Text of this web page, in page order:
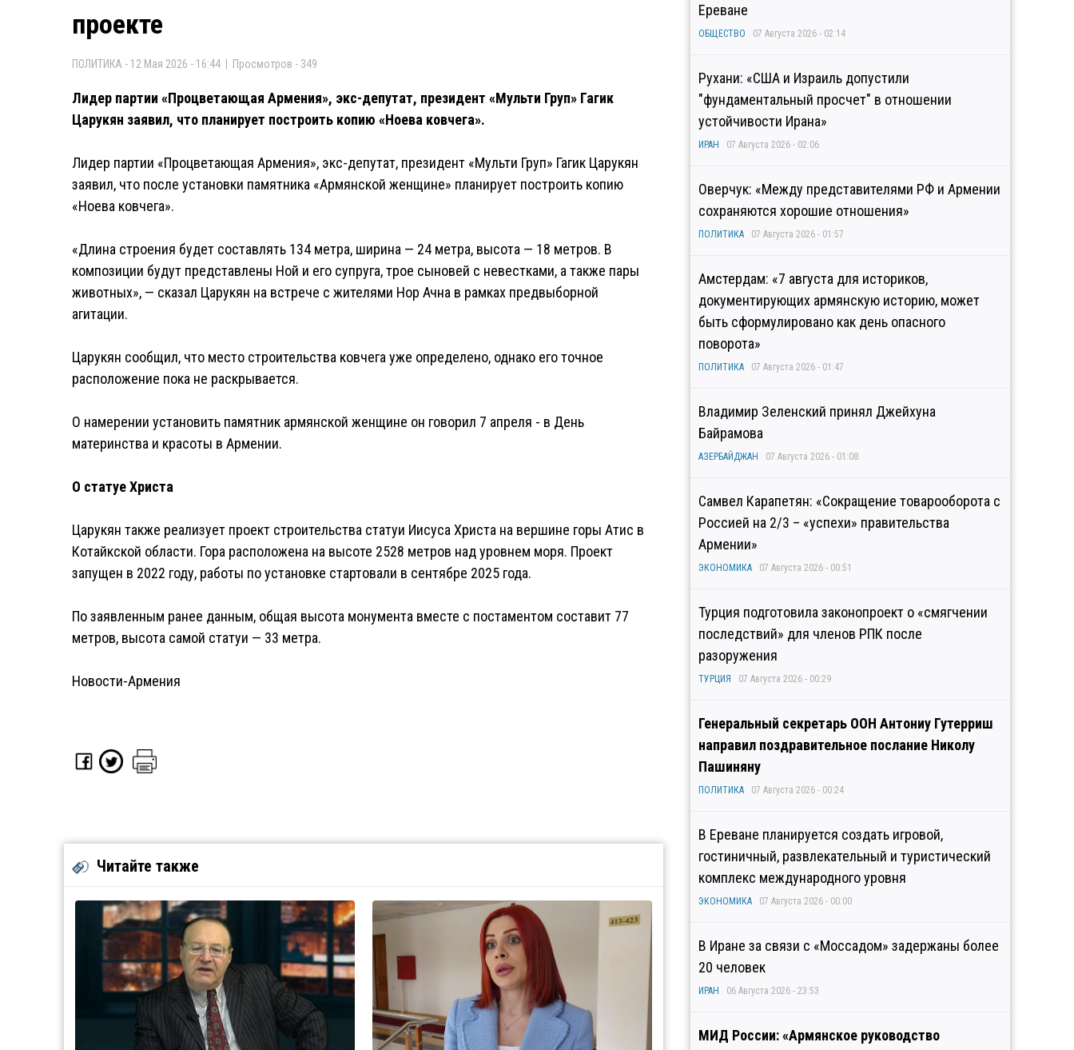
проекте
ПОЛИТИКА - 12 Мая 2026 - 16:44 | Просмотров - 349
Лидер партии «Процветающая Армения», экс-депутат, президент «Мульти Груп» Гагик
Царукян заявил, что планирует построить копию «Ноева ковчега».
Лидер партии «Процветающая Армения», экс-депутат, президент «Мульти Груп» Гагик Царукян
заявил, что после установки памятника «Армянской женщине» планирует построить копию
«Ноева ковчега».
«Длина строения будет составлять 134 метра, ширина — 24 метра, высота — 18 метров. В
композиции будут представлены Ной и его супруга, трое сыновей с невестками, а также пары
животных», — сказал Царукян на встрече с жителями Нор Ачна в рамках предвыборной
агитации.
Царукян сообщил, что место строительства ковчега уже определено, однако его точное
расположение пока не раскрывается.
О намерении установить памятник армянской женщине он говорил 7 апреля - в День
материнства и красоты в Армении.
О статуе Христа
Царукян также реализует проект строительства статуи Иисуса Христа на вершине горы Атис в
Котайкской области. Гора расположена на высоте 2528 метров над уровнем моря. Проект
запущен в 2022 году, работы по установке стартовали в сентябре 2025 года.
По заявленным ранее данным, общая высота монумента вместе с постаментом составит 77
метров, высота самой статуи — 33 метра.
Новости-Армения
Читайте также
Ереване
ОБЩЕСТВО 07 Августа 2026 - 02:14
Рухани: «США и Израиль допустили
"фундаментальный просчет" в отношении
устойчивости Ирана»
ИРАН 07 Августа 2026 - 02:06
Оверчук: «Между представителями РФ и Армении
сохраняются хорошие отношения»
ПОЛИТИКА 07 Августа 2026 - 01:57
Амстердам: «7 августа для историков,
документирующих армянскую историю, может
быть сформулировано как день опасного
поворота»
ПОЛИТИКА 07 Августа 2026 - 01:47
Владимир Зеленский принял Джейхуна
Байрамова
АЗЕРБАЙДЖАН 07 Августа 2026 - 01:08
Самвел Карапетян: «Сокращение товарооборота с
Россией на 2/3 – «успехи» правительства
Армении»
ЭКОНОМИКА 07 Августа 2026 - 00:51
Турция подготовила законопроект о «смягчении
последствий» для членов РПК после
разоружения
ТУРЦИЯ 07 Августа 2026 - 00:29
Генеральный секретарь ООН Антониу Гутерриш
направил поздравительное послание Николу
Пашиняну
ПОЛИТИКА 07 Августа 2026 - 00:24
В Ереване планируется создать игровой,
гостиничный, развлекательный и туристический
комплекс международного уровня
ЭКОНОМИКА 07 Августа 2026 - 00:00
В Иране за связи с «Моссадом» задержаны более
20 человек
ИРАН 06 Августа 2026 - 23:53
МИД России: «Армянское руководство